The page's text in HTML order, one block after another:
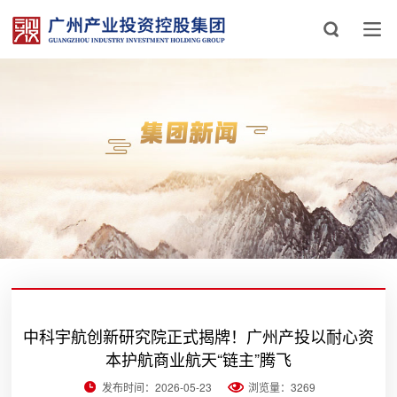
中科宇航创新研究院正式揭牌！广州产投以耐心资
本护航商业航天“链主”腾飞
发布时间：2026-05-23 浏览量：3269